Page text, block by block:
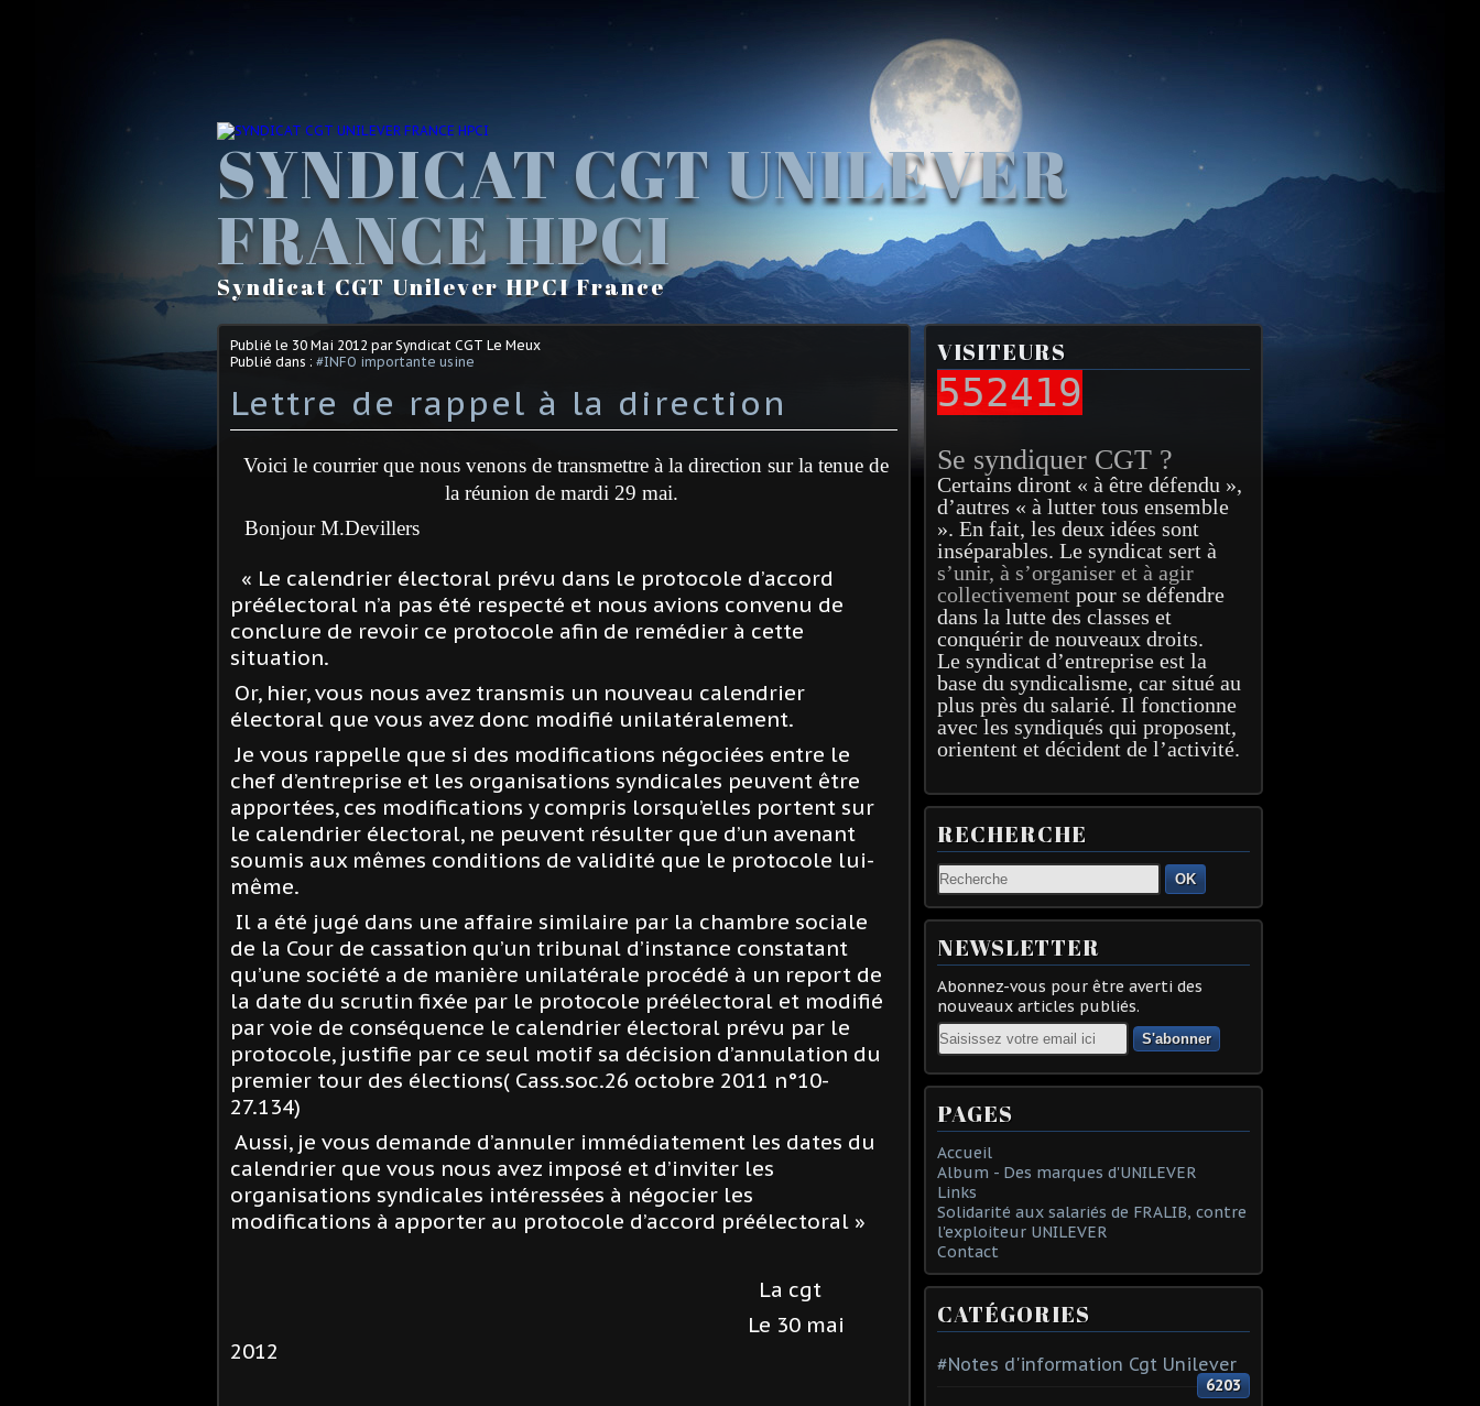
SYNDICAT CGT UNILEVER
FRANCE HPCI
Syndicat CGT Unilever HPCI France
Publié le 30 Mai 2012 par Syndicat CGT Le Meux
Publié dans : #INFO importante usine
Lettre de rappel à la direction
Voici le courrier que nous venons de transmettre à la direction sur la tenue de
la réunion de mardi 29 mai.
Bonjour M.Devillers
« Le calendrier électoral prévu dans le protocole d’accord
préélectoral n’a pas été respecté et nous avions convenu de
conclure de revoir ce protocole afin de remédier à cette
situation.
Or, hier, vous nous avez transmis un nouveau calendrier
électoral que vous avez donc modifié unilatéralement.
Je vous rappelle que si des modifications négociées entre le
chef d’entreprise et les organisations syndicales peuvent être
apportées, ces modifications y compris lorsqu’elles portent sur
le calendrier électoral, ne peuvent résulter que d’un avenant
soumis aux mêmes conditions de validité que le protocole lui-
même.
Il a été jugé dans une affaire similaire par la chambre sociale
de la Cour de cassation qu’un tribunal d’instance constatant
qu’une société a de manière unilatérale procédé à un report de
la date du scrutin fixée par le protocole préélectoral et modifié
par voie de conséquence le calendrier électoral prévu par le
protocole, justifie par ce seul motif sa décision d’annulation du
premier tour des élections( Cass.soc.26 octobre 2011 n°10-
27.134)
Aussi, je vous demande d’annuler immédiatement les dates du
calendrier que vous nous avez imposé et d’inviter les
organisations syndicales intéressées à négocier les
modifications à apporter au protocole d’accord préélectoral »
La cgt
Le 30 mai
2012
VISITEURS
552419
Se syndiquer CGT ?
Certains diront « à être défendu »,
d’autres « à lutter tous ensemble
». En fait, les deux idées sont
inséparables. Le syndicat sert à
s’unir, à s’organiser et à agir
collectivement pour se défendre
dans la lutte des classes et
conquérir de nouveaux droits.
Le syndicat d’entreprise est la
base du syndicalisme, car situé au
plus près du salarié. Il fonctionne
avec les syndiqués qui proposent,
orientent et décident de l’activité.
RECHERCHE
OK
NEWSLETTER
Abonnez-vous pour être averti des
nouveaux articles publiés.
Email
PAGES
Accueil
Album - Des marques d'UNILEVER
Links
Solidarité aux salariés de FRALIB, contre
l'exploiteur UNILEVER
Contact
CATÉGORIES
#Notes d'information Cgt Unilever
6203